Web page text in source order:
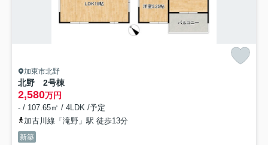
加東市北野
北野 2号棟
2,580万円
- / 107.65㎡ / 4LDK /予定
加古川線「滝野」駅 徒歩13分
新築